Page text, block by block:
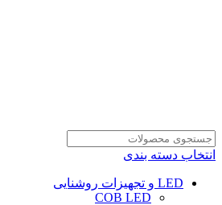
انتخاب دسته بندی
LED و تجهیزات روشنایی
COB LED